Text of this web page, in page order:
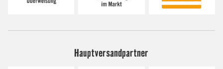
Hauptversandpartner